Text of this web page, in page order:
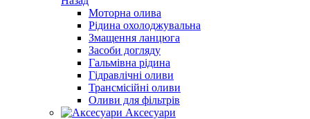
Моторна олива
Рідина охолоджувальна
Змащення ланцюга
Засоби догляду
Гальмівна рідина
Гідравлічні оливи
Трансмісійні оливи
Оливи для фільтрів
Аксесуари